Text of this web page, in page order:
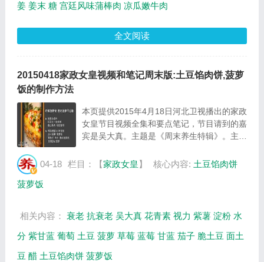
姜 姜末 糖 宫廷风味蒲棒肉 凉瓜嫩牛肉
全文阅读
20150418家政女皇视频和笔记周末版:土豆馅肉饼,菠萝
饭的制作方法
本页提供2015年4月18日河北卫视播出的家政
女皇节目视频全集和要点笔记，节目请到的嘉
宾是吴大真。主题是《周末养生特辑》。主要
容，百年养生家政女皇提供视频全集的在线观
04-18 栏目：【家政女皇 】 核心内容: 土豆馅肉饼
菠萝饭
相关内容： 衰老 抗衰老 吴大真 花青素 视力 紫薯 淀粉 水
分 紫甘蓝 葡萄 土豆 菠萝 草莓 蓝莓 甘蓝 茄子 脆土豆 面土
豆 醋 土豆馅肉饼 菠萝饭